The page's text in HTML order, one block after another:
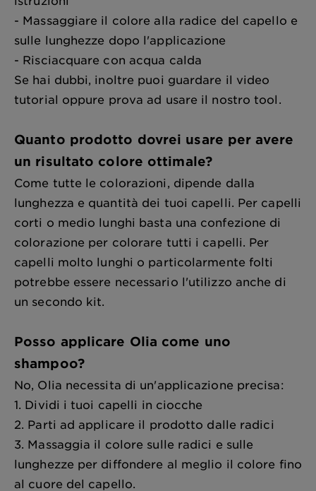
- Massaggiare il colore alla radice del capello e
sulle lunghezze dopo l'applicazione
- Risciacquare con acqua calda
Se hai dubbi, inoltre puoi guardare il video
tutorial oppure prova ad usare il nostro tool.
Quanto prodotto dovrei usare per avere
un risultato colore ottimale?
Come tutte le colorazioni, dipende dalla
lunghezza e quantità dei tuoi capelli. Per capelli
corti o medio lunghi basta una confezione di
colorazione per colorare tutti i capelli. Per
capelli molto lunghi o particolarmente folti
potrebbe essere necessario l'utilizzo anche di
un secondo kit.
Posso applicare Olia come uno
shampoo?
No, Olia necessita di un'applicazione precisa:
1. Dividi i tuoi capelli in ciocche
2. Parti ad applicare il prodotto dalle radici
3. Massaggia il colore sulle radici e sulle
lunghezze per diffondere al meglio il colore fino
al cuore del capello.